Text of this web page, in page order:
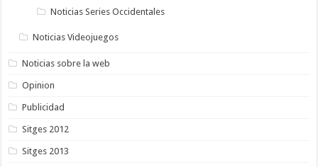
Noticias Series Occidentales
Noticias Videojuegos
Noticias sobre la web
Opinion
Publicidad
Sitges 2012
Sitges 2013